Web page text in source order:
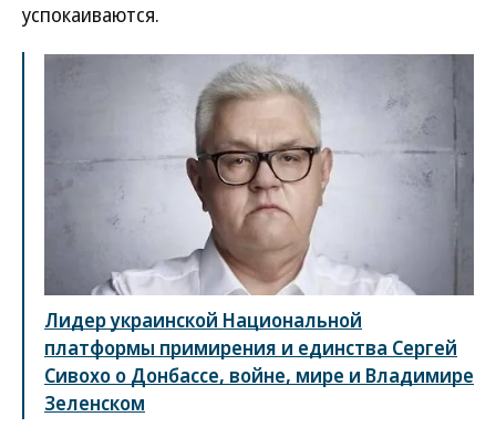
успокаиваются.
Лидер украинской Национальной
платформы примирения и единства Сергей
Сивохо о Донбассе, войне, мире и Владимире
Зеленском